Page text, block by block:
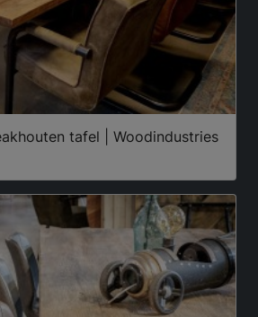
tafel | Woodindustries